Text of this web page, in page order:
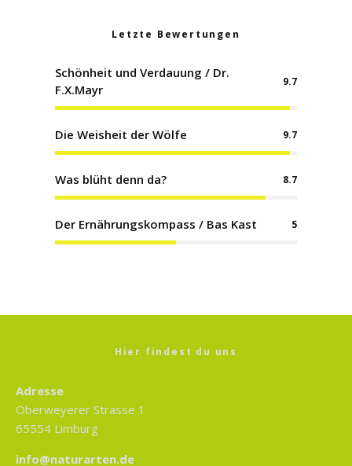
Letzte Bewertungen
Schönheit und Verdauung / Dr.
F.X.Mayr
9.7
Die Weisheit der Wölfe 9.7
Was blüht denn da? 8.7
Der Ernährungskompass / Bas Kast 5
Hier findest du uns
Adresse
Oberweyerer Strasse 1
65554 Limburg
info@naturarten.de